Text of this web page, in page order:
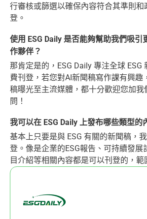
行審核或篩選以確保內容符合其準則和
登。
使用 ESG Daily 是否能夠幫助我們吸引
作夥伴？
那肯定是的，ESG Daily 專注全球 ESG
費刊登，若您對AI新聞稿寫作課有興趣
稿曝光至主流媒體，都十分歡迎您加我
問！
我可以在 ESG Daily 上發布哪些類型的
基本上只要是與 ESG 有關的新聞稿，
登。像是企業的ESG報告、可持續發展
目介紹等相關內容都是可以刊登的，範